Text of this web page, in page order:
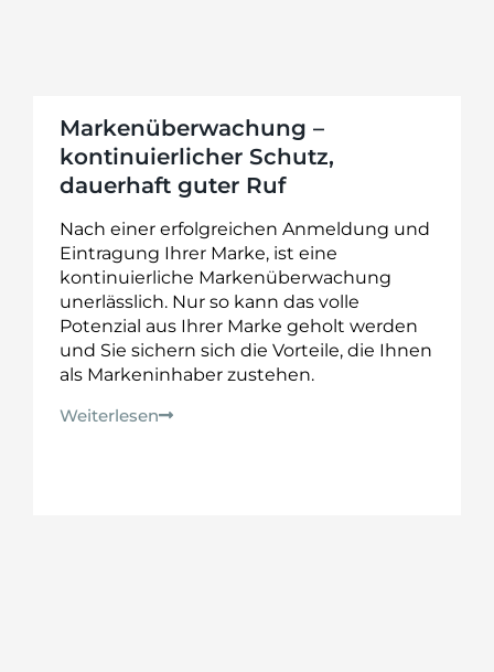
Markenüberwachung –
kontinuierlicher Schutz,
dauerhaft guter Ruf
Nach einer erfolgreichen Anmeldung und
Eintragung Ihrer Marke, ist eine
kontinuierliche Markenüberwachung
unerlässlich. Nur so kann das volle
Potenzial aus Ihrer Marke geholt werden
und Sie sichern sich die Vorteile, die Ihnen
als Markeninhaber zustehen.
Weiterlesen